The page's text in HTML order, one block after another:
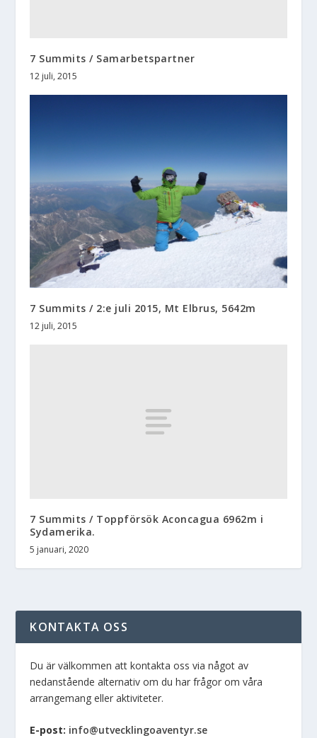
7 Summits / Samarbetspartner
12 juli, 2015
7 Summits / 2:e juli 2015, Mt Elbrus, 5642m
12 juli, 2015
7 Summits / Toppförsök Aconcagua 6962m i
Sydamerika.
5 januari, 2020
KONTAKTA OSS
Du är välkommen att kontakta oss via något av
nedanstående alternativ om du har frågor om våra
arrangemang eller aktiviteter.
E-post: info@utvecklingoaventyr.se